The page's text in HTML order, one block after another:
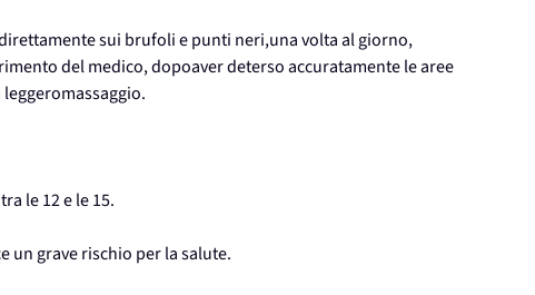
sui brufoli e punti neri,una volta al giorno,
del medico, dopoaver deterso accuratamente le aree
le 12 e le 15.
un grave rischio per la salute.